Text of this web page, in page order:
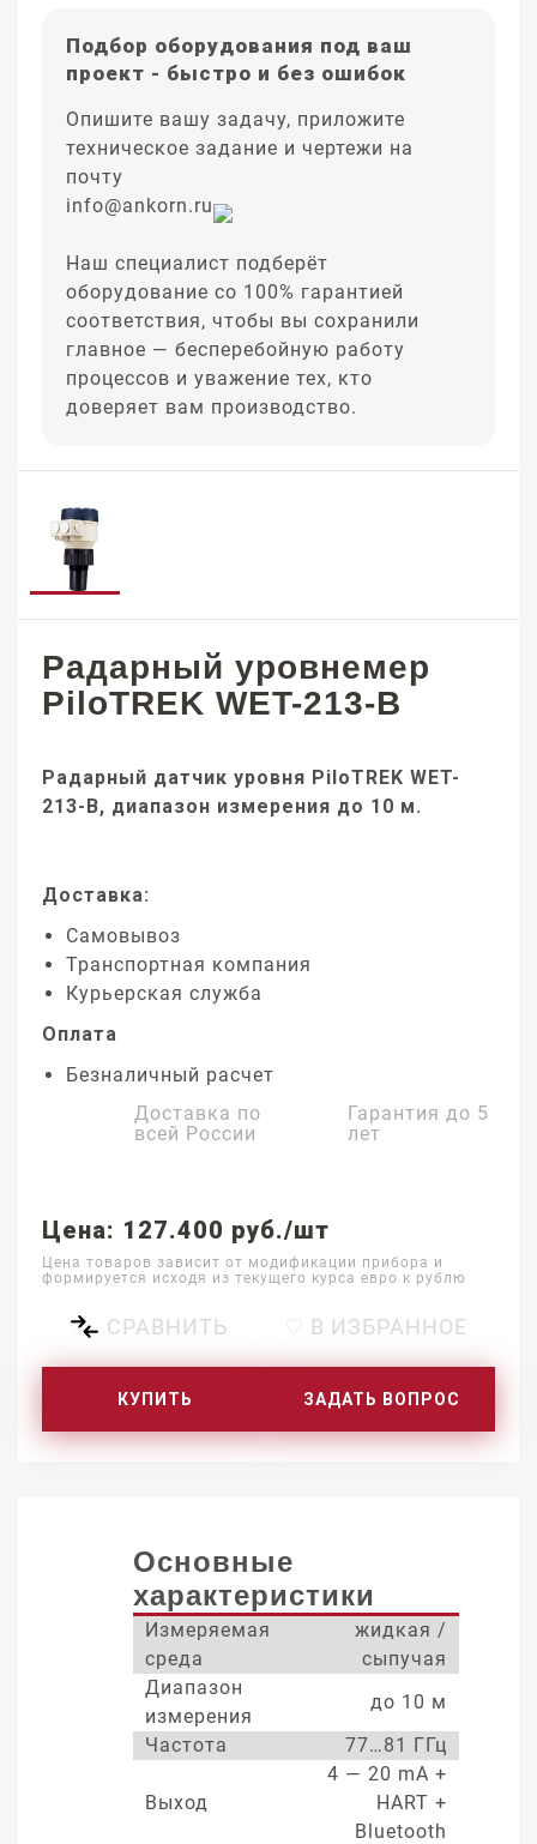
Подбор оборудования под ваш
проект - быстро и без ошибок
Опишите вашу задачу, приложите
техническое задание и чертежи на
почту
info@ankorn.ru
Наш специалист подберёт
оборудование со 100% гарантией
соответствия, чтобы вы сохранили
главное — бесперебойную работу
процессов и уважение тех, кто
доверяет вам производство.
Радарный уровнемер
PiloTREK WET-213-B
Радарный датчик уровня PiloTREK WET-
213-B, диапазон измерения до 10 м.
Доставка:
Самовывоз
Транспортная компания
Курьерская служба
Оплата
Безналичный расчет
Доставка по
всей России
Гарантия до 5
лет
Цена: 127.400 руб./шт
Цена товаров зависит от модификации прибора и
формируется исходя из текущего курса евро к рублю
СРАВНИТЬ ♡ В ИЗБРАННОЕ
КУПИТЬ ЗАДАТЬ ВОПРОС
Основные
характеристики
Измеряемая
среда
жидкая /
сыпучая
Диапазон
измерения
до 10 м
Частота
77…81 ГГц
Выход
4 — 20 mA +
HART +
Bluetooth